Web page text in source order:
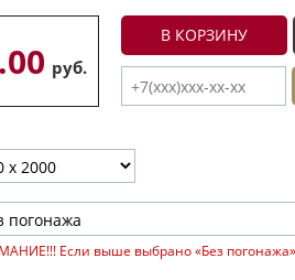
руб.
В КОРЗИНУ
Если выше выбрано «Без